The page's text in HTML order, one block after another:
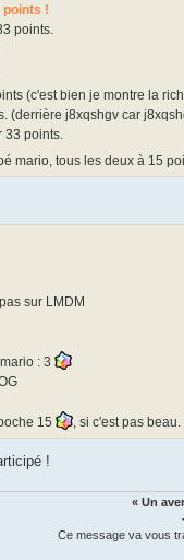
points !
points.
(c'est bien je montre la
(derrière j8xqshgv car
33 points.
mario, tous les deux à 15
sur LMDM
: 3
15 , si c'est pas beau.
!
« Un
Ce message va vous